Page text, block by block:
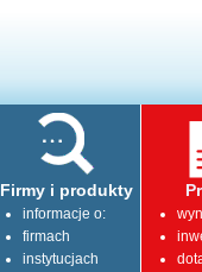
Firmy i produkty
informacje o:
firmach
instytucjach